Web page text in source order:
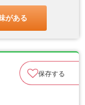
がある
保存する